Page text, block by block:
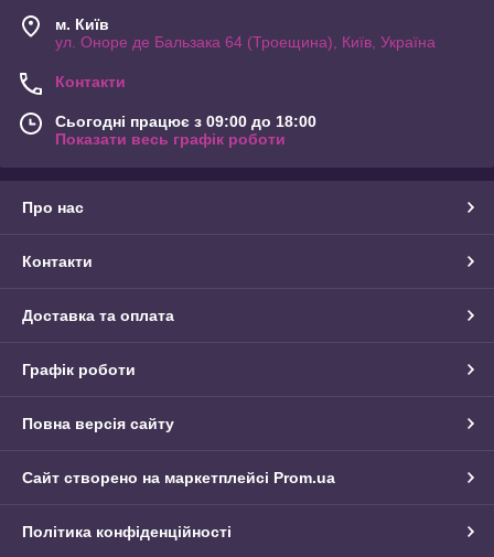
м. Київ
ул. Оноре де Бальзака 64 (Троещина), Київ, Україна
Контакти
Сьогодні працює з 09:00 до 18:00
Показати весь графік роботи
Про нас
Контакти
Доставка та оплата
Графік роботи
Повна версія сайту
Сайт створено на маркетплейсі Prom.ua
Політика конфіденційності